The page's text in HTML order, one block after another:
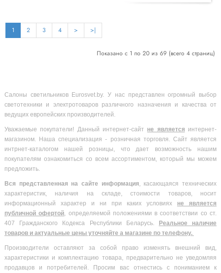
1 2 3 4 > >|
Показано с 1 по 20 из 69 (всего 4 страниц)
Салоны светильников Eurosvet.by. У нас представлен огромный выбор
светотехники и электротоваров различного назначения и качества от
ведущих европейских производителей.
Уважаемые покупатели! Данный интернет-сайт не является интернет-
магазином. Наша специализация - розничная торговля. Сайт является
интрнет-каталогом нашей розницы, что дает возможность нашим
покупателям ознакомиться со всем ассортиментом, который мы можем
предложить.
Вся представленная на сайте информация, касающаяся технических
характеристик, наличия на складе, стоимости товаров, носит
информационный характер и ни при каких условиях не является
публичной офертой, определяемой положениями в соответствии со ст.
407 Гражданского Кодекса Республики Беларусь. Реальное наличие
товаров и актуальные цены уточняйте а магазине по телефону.
Производители оставляют за собой право изменять внешний вид,
характеристики и комплектацию товара, предварительно не уведомляя
продавцов и потребителей. Просим вас отнестись с пониманием к